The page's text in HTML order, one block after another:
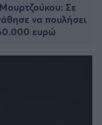
Σε
να πουλήσει
ευρώ